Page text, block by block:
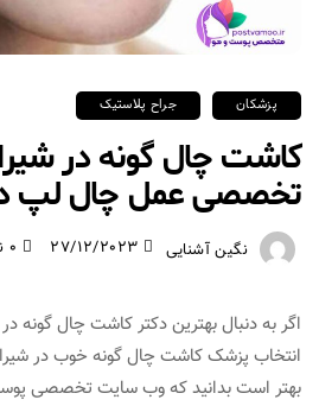
پزشکان جراح پلاستیک
کاشت چال گونه در
تخصصی عمل چال لپ
نگین آشنایی 27/12/2023 0 نظر
اگر به دنبال بهترین دکتر کاشت چال گونه​
انتخاب پزشک کاشت چال گونه خوب در
بهتر است بدانید که وب سایت تخصصی